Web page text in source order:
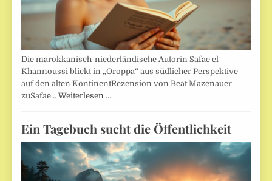
Die marokkanisch-niederländische Autorin Safae el
Khannoussi blickt in „Oroppa“ aus südlicher Perspektive
auf den alten KontinentRezension von Beat Mazenauer
zuSafae…Weiterlesen …
Ein Tagebuch sucht die Öffentlichkeit